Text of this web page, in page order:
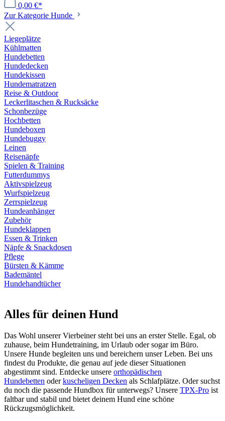
0,00 €*
Zur Kategorie Hunde
Liegeplätze
Kühlmatten
Hundebetten
Hundedecken
Hundekissen
Hundematratzen
Reise & Outdoor
Leckerlitaschen & Rucksäcke
Schonbezüge
Hochbetten
Hundeboxen
Hundebuggy
Leinen
Reisenäpfe
Spielen & Training
Futterdummys
Aktivspielzeug
Wurfspielzeug
Zerrspielzeug
Hundeanhänger
Zubehör
Hundeklappen
Essen & Trinken
Näpfe & Snackdosen
Pflege
Bürsten & Kämme
Bademäntel
Hundehandtücher
Alles für deinen Hund
Das Wohl unserer Vierbeiner steht bei uns an erster Stelle. Egal, ob
zuhause, beim Hundetraining, im Urlaub oder sogar im Büro.
Unsere Hunde begleiten uns und bereichern unser Leben. Bei uns
findest du Produkte, die genau auf jede dieser Situationen
abgestimmt sind. Entdecke unsere orthopädischen
Hundebetten oderkuscheligen Decken als Schlafplätze. Oder suchst
du noch die passende Hundbox für unterwegs? Unsere TPX-Pro ist
faltbar und stabil und bietet deinem Hund eine schöne
Rückzugsmöglichkeit.